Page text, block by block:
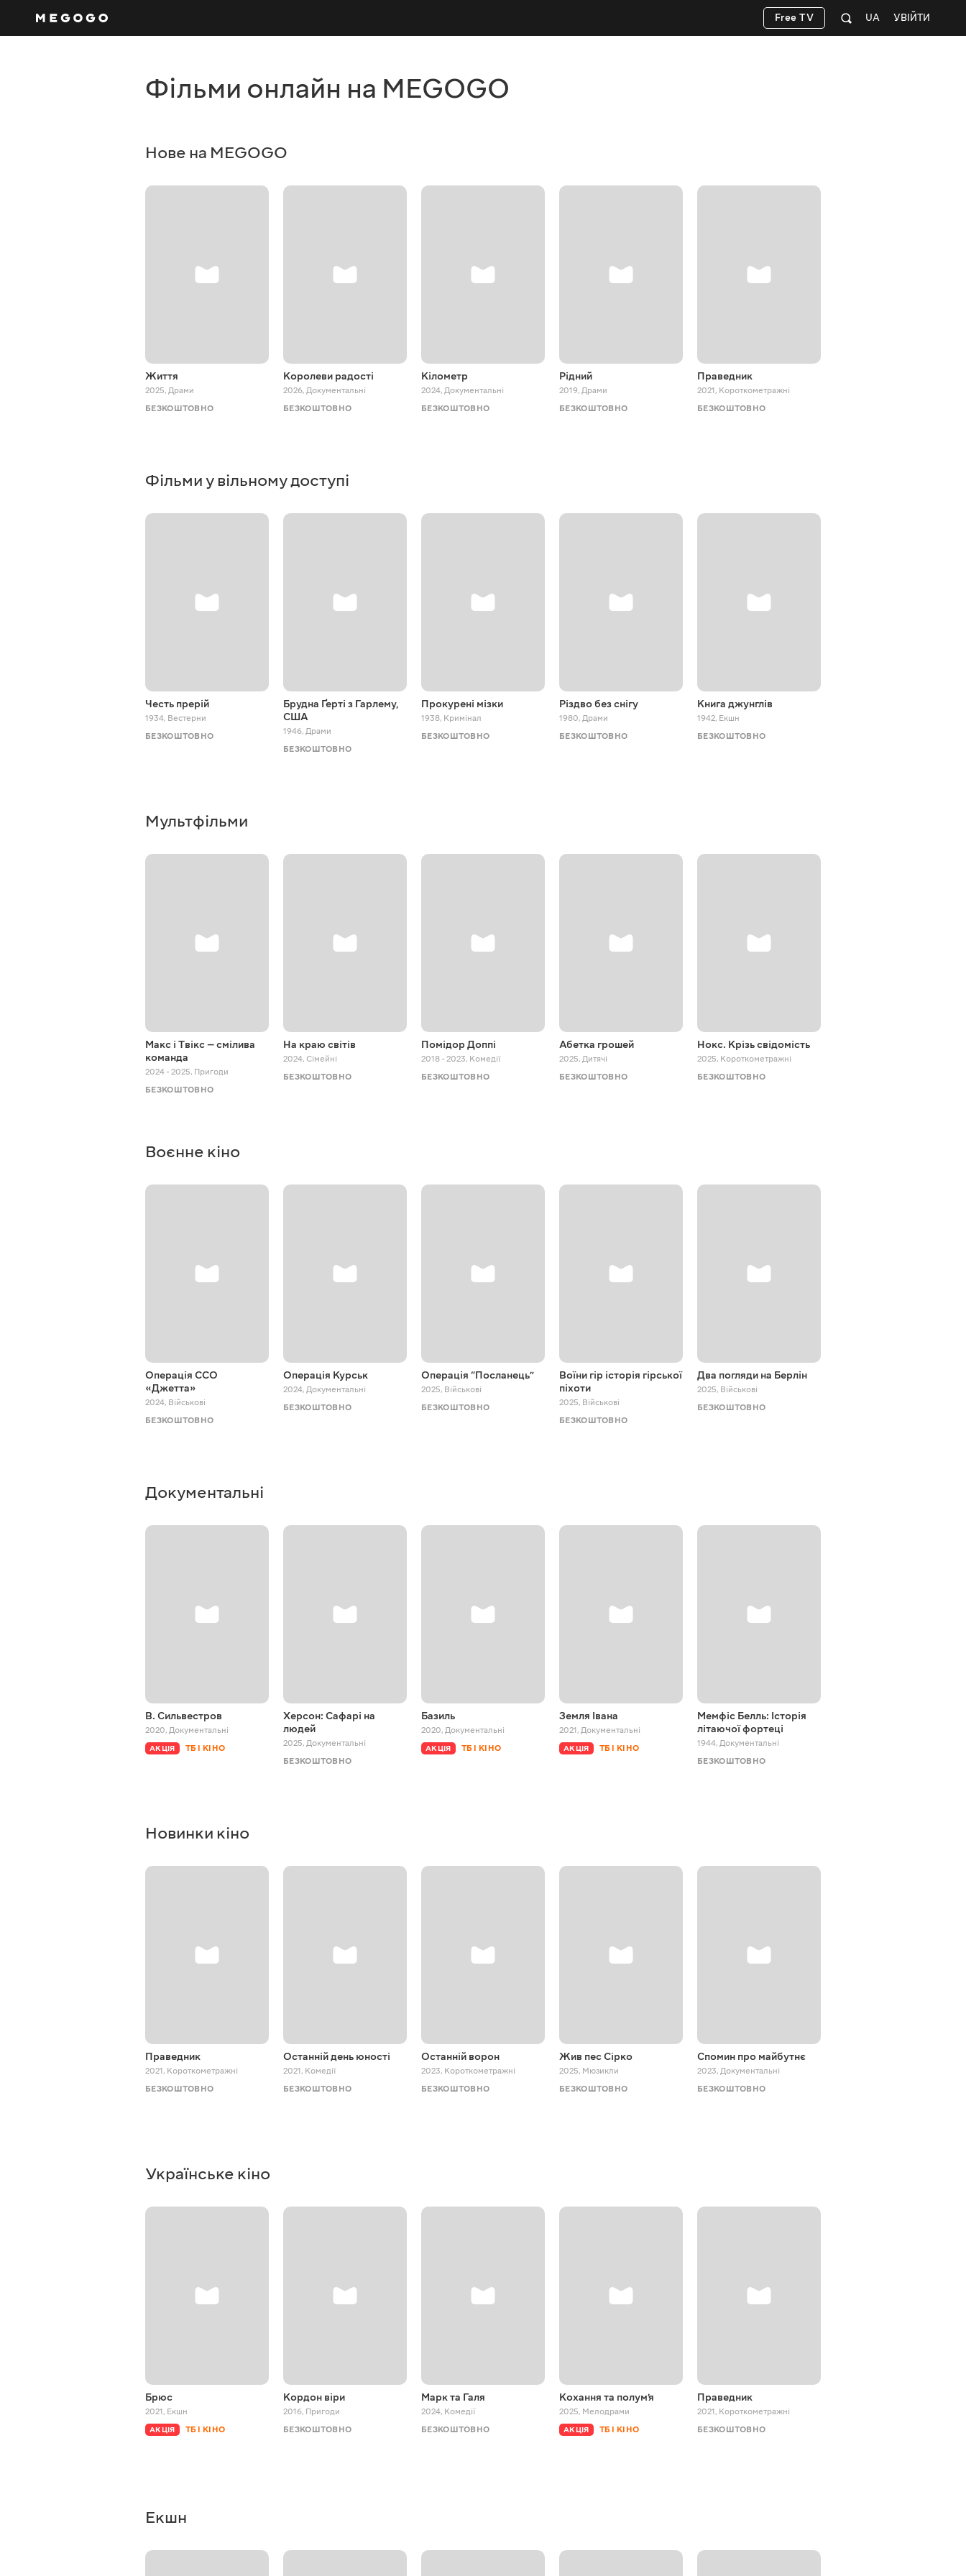
УВІЙТИ
UA
Free TV
Фільми онлайн на MEGOGO
Нове на MEGOGO
Життя
2025, Драми
БЕЗКОШТОВНО
Королеви радості
2026, Документальні
БЕЗКОШТОВНО
Кілометр
2024, Документальні
БЕЗКОШТОВНО
Рідний
2019, Драми
БЕЗКОШТОВНО
Праведник
2021, Короткометражні
БЕЗКОШТОВНО
Фільми у вільному доступі
Честь прерій
1934, Вестерни
БЕЗКОШТОВНО
Брудна Ґерті з Гарлему,
США
1946, Драми
БЕЗКОШТОВНО
Прокурені мізки
1938, Кримінал
БЕЗКОШТОВНО
Різдво без снігу
1980, Драми
БЕЗКОШТОВНО
Книга джунглів
1942, Екшн
БЕЗКОШТОВНО
Мультфільми
Макс і Твікс — смілива
команда
2024 - 2025, Пригоди
БЕЗКОШТОВНО
На краю світів
2024, Сімейні
БЕЗКОШТОВНО
Помідор Доппі
2018 - 2023, Комедії
БЕЗКОШТОВНО
Абетка грошей
2025, Дитячі
БЕЗКОШТОВНО
Нокс. Крізь свідомість
2025, Короткометражні
БЕЗКОШТОВНО
Воєнне кіно
Операція ССО
«Джетта»
2024, Військові
БЕЗКОШТОВНО
Операція Курськ
2024, Документальні
БЕЗКОШТОВНО
Операція “Посланець”
2025, Військові
БЕЗКОШТОВНО
Воїни гір історія гірської
піхоти
2025, Військові
БЕЗКОШТОВНО
Два погляди на Берлін
2025, Військові
БЕЗКОШТОВНО
Документальні
В. Сильвестров
2020, Документальні
АКЦІЯ ТБ І КІНО
Херсон: Сафарі на
людей
2025, Документальні
БЕЗКОШТОВНО
Базиль
2020, Документальні
АКЦІЯ ТБ І КІНО
Земля Івана
2021, Документальні
АКЦІЯ ТБ І КІНО
Мемфіс Белль: Історія
літаючої фортеці
1944, Документальні
БЕЗКОШТОВНО
Новинки кіно
Праведник
2021, Короткометражні
БЕЗКОШТОВНО
Останній день юності
2021, Комедії
БЕЗКОШТОВНО
Останній ворон
2023, Короткометражні
БЕЗКОШТОВНО
Жив пес Сірко
2025, Мюзикли
БЕЗКОШТОВНО
Спомин про майбутнє
2023, Документальні
БЕЗКОШТОВНО
Українське кіно
Брюс
2021, Екшн
АКЦІЯ ТБ І КІНО
Кордон віри
2016, Пригоди
БЕЗКОШТОВНО
Марк та Галя
2024, Комедії
БЕЗКОШТОВНО
Кохання та полум’я
2025, Мелодрами
АКЦІЯ ТБ І КІНО
Праведник
2021, Короткометражні
БЕЗКОШТОВНО
Екшн